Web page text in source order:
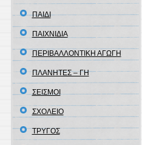
ΠΑΙΔΙ
ΠΑΙΧΝΙΔΙΑ
ΠΕΡΙΒΑΛΛΟΝΤΙΚΗ ΑΓΩΓΗ
ΠΛΑΝΗΤΕΣ – ΓΗ
ΣΕΙΣΜΟΙ
ΣΧΟΛΕΙΟ
ΤΡΥΓΟΣ